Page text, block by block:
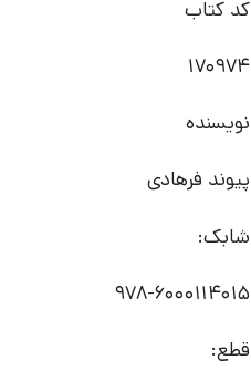
کد کتاب
170974
نویسنده
پیوند فرهادی
شابک:
978-6000114015
قطع: